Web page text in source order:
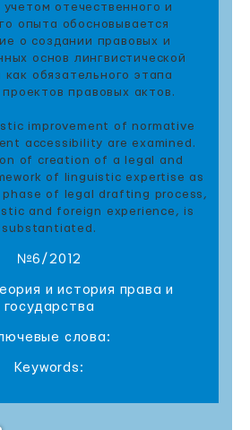
отечественного и
опыта обосновывается
о создании правовых и
основ лингвистической
как обязательного этапа
правовых актов.
improvement of normative
accessibility are examined.
of creation of a legal and
of linguistic expertise as
of legal drafting process,
and foreign experience, is
substantiated.
№6/2012
и история права и
государства
слова:
Keywords: